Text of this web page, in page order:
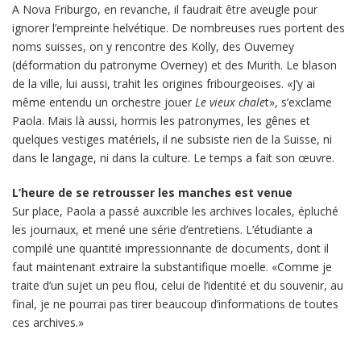
A Nova Friburgo, en revanche, il faudrait être aveugle pour
ignorer l’empreinte helvétique. De nombreuses rues portent des
noms suisses, on y rencontre des Kolly, des Ouverney
(déformation du patronyme Overney) et des Murith. Le blason
de la ville, lui aussi, trahit les origines fribourgeoises. «J’y ai
même entendu un orchestre jouer Le vieux chalet», s’exclame
Paola. Mais là aussi, hormis les patronymes, les gênes et
quelques vestiges matériels, il ne subsiste rien de la Suisse, ni
dans le langage, ni dans la culture. Le temps a fait son œuvre.
L’heure de se retrousser les manches est venue
Sur place, Paola a passé auxcrible les archives locales, épluché
les journaux, et mené une série d’entretiens. L’étudiante a
compilé une quantité impressionnante de documents, dont il
faut maintenant extraire la substantifique moelle. «Comme je
traite d’un sujet un peu flou, celui de l’identité et du souvenir, au
final, je ne pourrai pas tirer beaucoup d’informations de toutes
ces archives.»